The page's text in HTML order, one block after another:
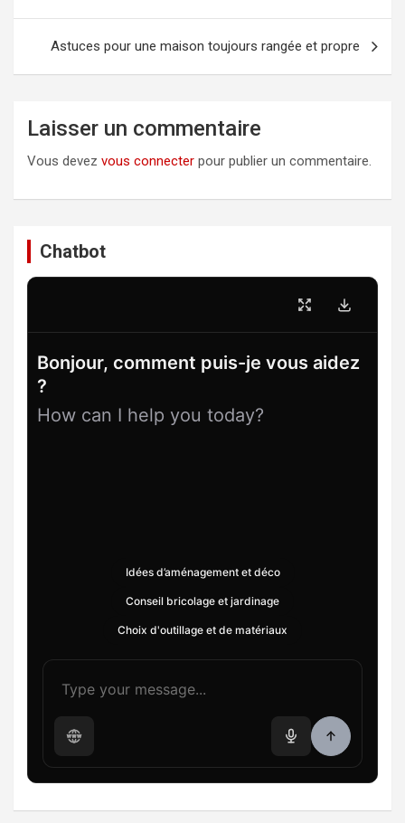
l’articleAstuces pour une maison toujours rangée et propre
Laisser un commentaire
Vous devez vous connecter pour publier un commentaire.
Chatbot
Bonjour, comment puis-je vous aidez
?
How can I help you today?
Idées d’aménagement et déco
Conseil bricolage et jardinage
Choix d'outillage et de matériaux